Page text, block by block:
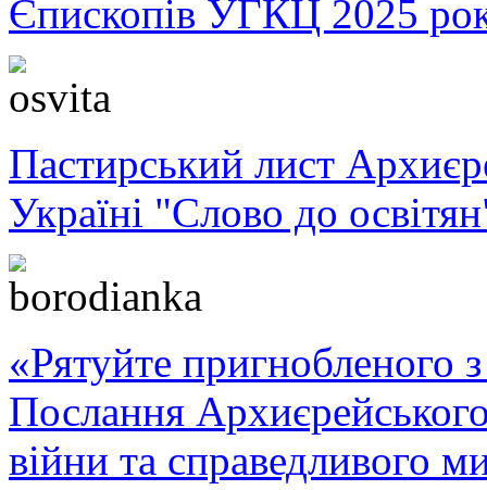
Єпископів УГКЦ 2025
Пастирський лист
Україні "Слово до
«Рятуйте пригнобленого
Послання
війни та справедливого